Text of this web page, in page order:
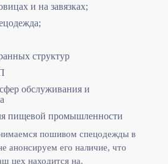
и на завязках;
структур
обслуживания и
пищевой промышленности
пошивом спецодежды в
анонсируем его наличие, что
цех находится на.